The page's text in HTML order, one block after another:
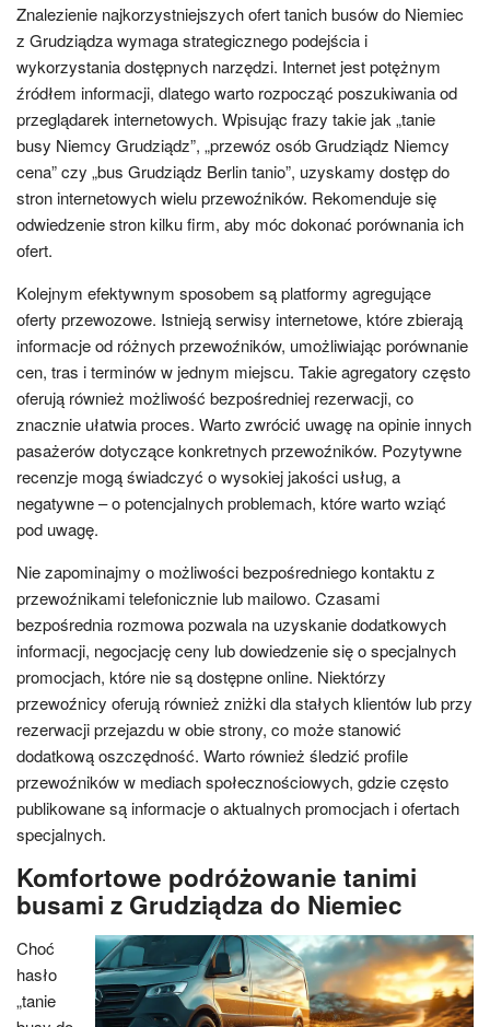
Znalezienie najkorzystniejszych ofert tanich busów do Niemiec
z Grudziądza wymaga strategicznego podejścia i
wykorzystania dostępnych narzędzi. Internet jest potężnym
źródłem informacji, dlatego warto rozpocząć poszukiwania od
przeglądarek internetowych. Wpisując frazy takie jak „tanie
busy Niemcy Grudziądz”, „przewóz osób Grudziądz Niemcy
cena” czy „bus Grudziądz Berlin tanio”, uzyskamy dostęp do
stron internetowych wielu przewoźników. Rekomenduje się
odwiedzenie stron kilku firm, aby móc dokonać porównania ich
ofert.
Kolejnym efektywnym sposobem są platformy agregujące
oferty przewozowe. Istnieją serwisy internetowe, które zbierają
informacje od różnych przewoźników, umożliwiając porównanie
cen, tras i terminów w jednym miejscu. Takie agregatory często
oferują również możliwość bezpośredniej rezerwacji, co
znacznie ułatwia proces. Warto zwrócić uwagę na opinie innych
pasażerów dotyczące konkretnych przewoźników. Pozytywne
recenzje mogą świadczyć o wysokiej jakości usług, a
negatywne – o potencjalnych problemach, które warto wziąć
pod uwagę.
Nie zapominajmy o możliwości bezpośredniego kontaktu z
przewoźnikami telefonicznie lub mailowo. Czasami
bezpośrednia rozmowa pozwala na uzyskanie dodatkowych
informacji, negocjację ceny lub dowiedzenie się o specjalnych
promocjach, które nie są dostępne online. Niektórzy
przewoźnicy oferują również zniżki dla stałych klientów lub przy
rezerwacji przejazdu w obie strony, co może stanowić
dodatkową oszczędność. Warto również śledzić profile
przewoźników w mediach społecznościowych, gdzie często
publikowane są informacje o aktualnych promocjach i ofertach
specjalnych.
Komfortowe podróżowanie tanimi
busami z Grudziądza do Niemiec
Choć
hasło
„tanie